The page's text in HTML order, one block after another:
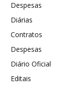
Despesas
Diárias
Contratos
Despesas
Diário Oficial
Editais